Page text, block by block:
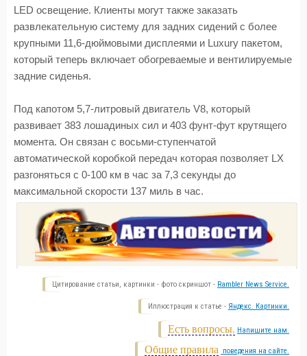
LED освещение. Клиенты могут также заказать
развлекательную систему для задних сидений с более
крупными 11,6-дюймовыми дисплеями и Luxury пакетом,
который теперь включает обогреваемые и вентилируемые
задние сиденья.
Под капотом 5,7-литровый двигатель V8, который
развивает 383 лошадиных сил и 403 фунт-фут крутящего
момента. Он связан с восьми-ступенчатой
автоматической коробкой передач которая позволяет LX
разгоняться с 0-100 км в час за 7,3 секунды до
максимальной скорости 137 миль в час.
Цитирование статьи, картинки - фото скриншот - Rambler News Service.
Иллюстрация к статье - Яндекс. Картинки.
Есть вопросы. Напишите нам.
Общие правила поведения на сайте.